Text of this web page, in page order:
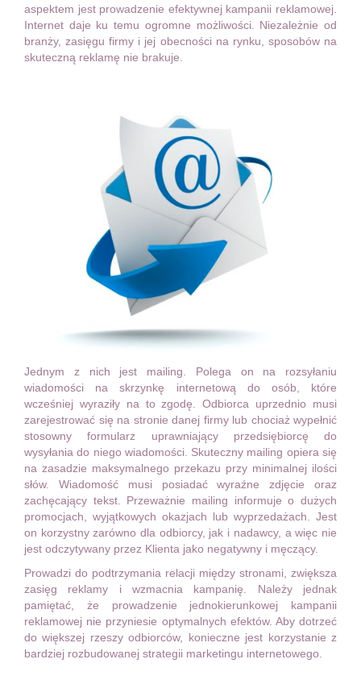
aspektem jest prowadzenie efektywnej kampanii reklamowej.
Internet daje ku temu ogromne możliwości. Niezależnie od
branży, zasięgu firmy i jej obecności na rynku, sposobów na
skuteczną reklamę nie brakuje.
Jednym z nich jest mailing. Polega on na rozsyłaniu
wiadomości na skrzynkę internetową do osób, które
wcześniej wyraziły na to zgodę. Odbiorca uprzednio musi
zarejestrować się na stronie danej firmy lub chociaż wypełnić
stosowny formularz uprawniający przedsiębiorcę do
wysyłania do niego wiadomości. Skuteczny mailing opiera się
na zasadzie maksymalnego przekazu przy minimalnej ilości
słów. Wiadomość musi posiadać wyraźne zdjęcie oraz
zachęcający tekst. Przeważnie mailing informuje o dużych
promocjach, wyjątkowych okazjach lub wyprzedażach. Jest
on korzystny zarówno dla odbiorcy, jak i nadawcy, a więc nie
jest odczytywany przez Klienta jako negatywny i męczący.
Prowadzi do podtrzymania relacji między stronami, zwiększa
zasięg reklamy i wzmacnia kampanię. Należy jednak
pamiętać, że prowadzenie jednokierunkowej kampanii
reklamowej nie przyniesie optymalnych efektów. Aby dotrzeć
do większej rzeszy odbiorców, konieczne jest korzystanie z
bardziej rozbudowanej strategii marketingu internetowego.